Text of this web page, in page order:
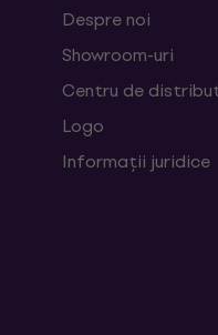
Despre noi
Showroom-uri
Centru de
Logo
Informații juridice